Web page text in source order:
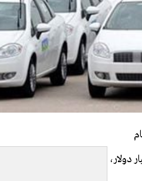
لتصل إلى 11,1% ما يعادل11,7 مليار دولار،